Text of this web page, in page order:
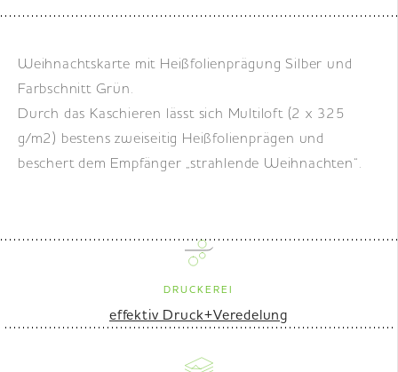
Weihnachtskarte mit Heißfolienprägung Silber und
Farbschnitt Grün.
Durch das Kaschieren lässt sich Multiloft (2 x 325
g/m2) bestens zweiseitig Heißfolienprägen und
beschert dem Empfänger „strahlende Weihnachten“.
DRUCKEREI
effektiv Druck+Veredelung